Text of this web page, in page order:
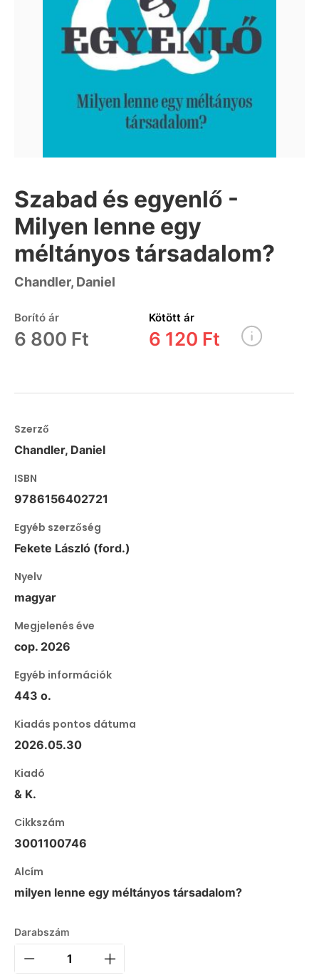
Szabad és egyenlő -
Milyen lenne egy
méltányos társadalom?
Chandler, Daniel
Borító ár
6 800 Ft
Kötött ár
6 120 Ft
Szerző
Chandler, Daniel
ISBN
9786156402721
Egyéb szerzőség
Fekete László (ford.)
Nyelv
magyar
Megjelenés éve
cop. 2026
Egyéb információk
443 o.
Kiadás pontos dátuma
2026.05.30
Kiadó
& K.
Cikkszám
3001100746
Alcím
milyen lenne egy méltányos társadalom?
Darabszám